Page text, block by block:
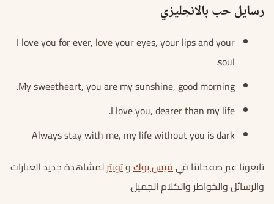
رسايل حب بالانجليزي
I love you for ever, love your eyes, your lips and your
soul.
My sweetheart, you are my sunshine, good morning.
I love you, dearer than my life.
Always stay with me, my life without you is dark
تابعونا عبر صفحاتنا فيفيس بوكوتويترلمشاهدة جديد العبارات
والرسائل والخواطر والكلام الجميل.